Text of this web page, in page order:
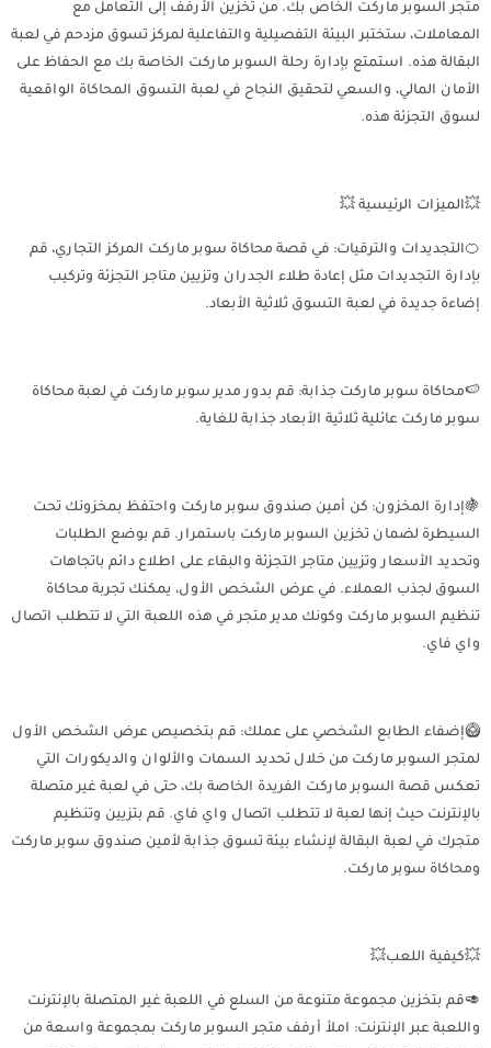
متجر السوبر ماركت الخاص بك. من تخزين الأرفف إلى التعامل مع
المعاملات، ستختبر البيئة التفصيلية والتفاعلية لمركز تسوق مزدحم في لعبة
البقالة هذه. استمتع بإدارة رحلة السوبر ماركت الخاصة بك مع الحفاظ على
الأمان المالي، والسعي لتحقيق النجاح في لعبة التسوق المحاكاة الواقعية
لسوق التجزئة هذه.
💥الميزات الرئيسية 💥
🍊التجديدات والترقيات: في قصة محاكاة سوبر ماركت المركز التجاري، قم
بإدارة التجديدات مثل إعادة طلاء الجدران وتزيين متاجر التجزئة وتركيب
إضاءة جديدة في لعبة التسوق ثلاثية الأبعاد.
🍉محاكاة سوبر ماركت جذابة: قم بدور مدير سوبر ماركت في لعبة محاكاة
سوبر ماركت عائلية ثلاثية الأبعاد جذابة للغاية.
🍇إدارة المخزون: كن أمين صندوق سوبر ماركت واحتفظ بمخزونك تحت
السيطرة لضمان تخزين السوبر ماركت باستمرار. قم بوضع الطلبات
وتحديد الأسعار وتزيين متاجر التجزئة والبقاء على اطلاع دائم باتجاهات
السوق لجذب العملاء. في عرض الشخص الأول، يمكنك تجربة محاكاة
تنظيم السوبر ماركت وكونك مدير متجر في هذه اللعبة التي لا تتطلب اتصال
واي فاي.
🥝إضفاء الطابع الشخصي على عملك: قم بتخصيص عرض الشخص الأول
لمتجر السوبر ماركت من خلال تحديد السمات والألوان والديكورات التي
تعكس قصة السوبر ماركت الفريدة الخاصة بك، حتى في لعبة غير متصلة
بالإنترنت حيث إنها لعبة لا تتطلب اتصال واي فاي. قم بتزيين وتنظيم
متجرك في لعبة البقالة لإنشاء بيئة تسوق جذابة لأمين صندوق سوبر ماركت
ومحاكاة سوبر ماركت.
💥كيفية اللعب💥
🥑قم بتخزين مجموعة متنوعة من السلع في اللعبة غير المتصلة بالإنترنت
واللعبة عبر الإنترنت: املأ أرفف متجر السوبر ماركت بمجموعة واسعة من